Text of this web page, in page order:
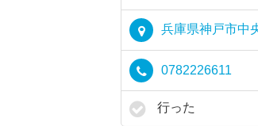
兵庫県神戸市中
0782226611
行った